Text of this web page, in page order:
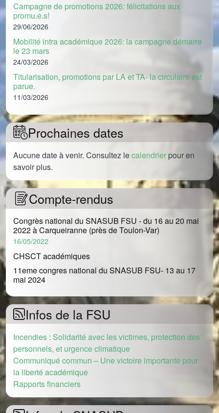
Campagne de promotions 2026: félicitations aux
promu.e.s!
29/06/2026
Mobilité intra académique 2026: la campagne démarre
le 23 mars
24/03/2026
Titularisation, promotions par LA et TA- la circulaire est
parue.
11/03/2026
Prochaines dates
Aucune date à venir. Consultez lecalendrier pour en
savoir plus.
Compte-rendus
Congrès national du SNASUB FSU - du 16 au 20 mai
2022 à Carqueiranne (près de Toulon-Var)
Date
16/05/2022
CHSCT académiques
11eme congres national du SNASUB FSU- 13 au 17
mai 2024
Infos de la FSU
Incendies : Solidarité avec les victimes, protection des
personnels, et urgence climatique
Communiqué commun – Une victoire importante pour
la liberté académique
Rapports financiers